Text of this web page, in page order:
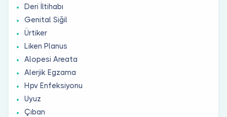
Deri İltihabı
Genital Siğil
Ürtiker
Liken Planus
Alopesi Areata
Alerjik Egzama
Hpv Enfeksiyonu
Uyuz
Çıban